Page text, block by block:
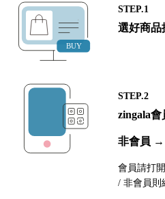
STEP.1
選好商品
STEP.2
zingala
非會員 →
會員請打
/ 非會員則